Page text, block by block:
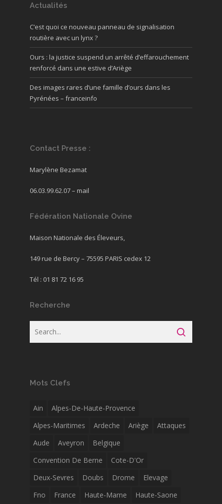
Actualités
C’est quoi ce nouveau panneau de signalisation
routière avec un lynx ?
Ours : la justice suspend un arrêté d’effarouchement
renforcé dans une estive d’Ariège
Des images rares d’une famille d’ours dans les
Pyrénées – franceinfo
Contact Presse :
Marylène Bezamat
06.03.99.62.07 – mail
Fédération Nationale Ovine
Maison Nationale des Éleveurs,
149 rue de Bercy – 75595 PARIS cedex 12
Tél : 01 81 72 16 95
Recherche
Mots Clefs
Ain
Alpes-De-Haute-Provence
Alpes-Maritimes
Ardeche Ariège
Attaques
Aude
Aveyron
Belgique
Convention De Berne
Cote-D'Or
Deux-Sevres
Doubs Drome
Elevage
Fno
France Haute-Marne Haute-Saone